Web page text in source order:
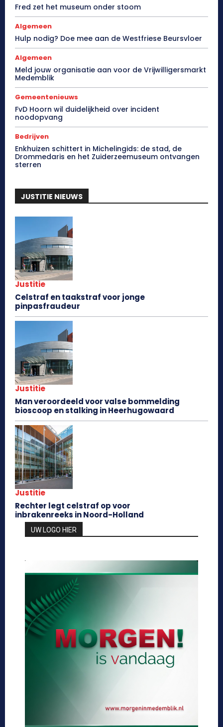
Fred zet het museum onder stoom
Algemeen
Hulp nodig? Doe mee aan de Westfriese Beursvloer
Algemeen
Meld jouw organisatie aan voor de Vrijwilligersmarkt
Medemblik
Gemeentenieuws
FvD Hoorn wil duidelijkheid over incident
noodopvang
Bedrijven
Enkhuizen schittert in Michelingids: de stad, de
Drommedaris en het Zuiderzeemuseum ontvangen
sterren
JUSTITIE NIEUWS
Justitie
Celstraf en taakstraf voor jonge
pinpasfraudeur
Justitie
Man veroordeeld voor valse bommelding
bioscoop en stalking in Heerhugowaard
Justitie
Rechter legt celstraf op voor
inbrakenreeks in Noord-Holland
UW LOGO HIER